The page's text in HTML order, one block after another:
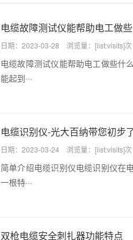
电缆故障测试仪能帮助电工做些
日期：2023-03-28 浏览量：[list:visits]次
电缆故障测试仪能帮助电工做些什
能起到···
电缆识别仪-光大百纳带您初步
日期：2023-03-24 浏览量：[list:visits]次
简单介绍电缆识别仪电缆识别仪在
一根特···
双枪电缆安全刺扎器功能特点